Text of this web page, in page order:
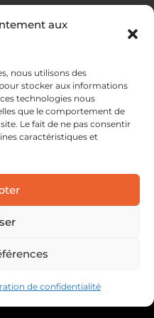
aux
nous utilisons des
stocker aux informations
technologies nous
que le comportement de
Le fait de ne pas consentir
caractéristiques et
de confidentialité
Gestion des cookies